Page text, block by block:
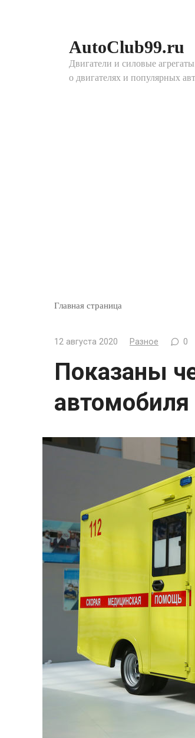
AutoClub99.ru
Двигатели и силовые
о двигателях и популярных
Главная страница
12 августа 2020 Разное 0
Показаны